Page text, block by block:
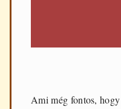
Ami még fontos,